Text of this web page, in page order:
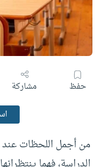
حفظ مشاركة
من أجمل اللحظات عند